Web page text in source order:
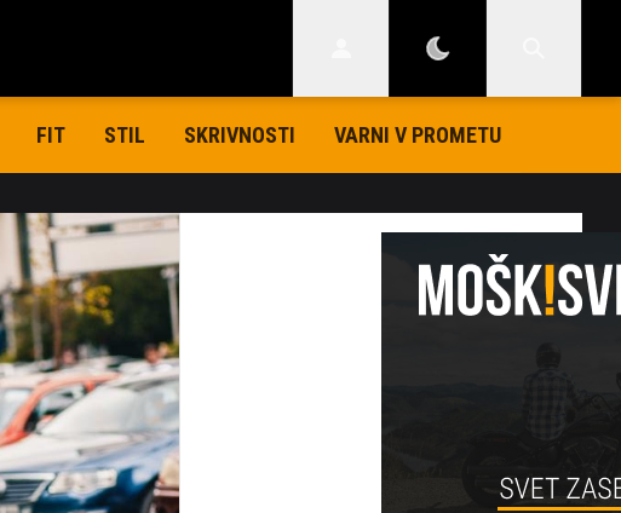
FIT STIL SKRIVNOSTI VARNI V PROMETU